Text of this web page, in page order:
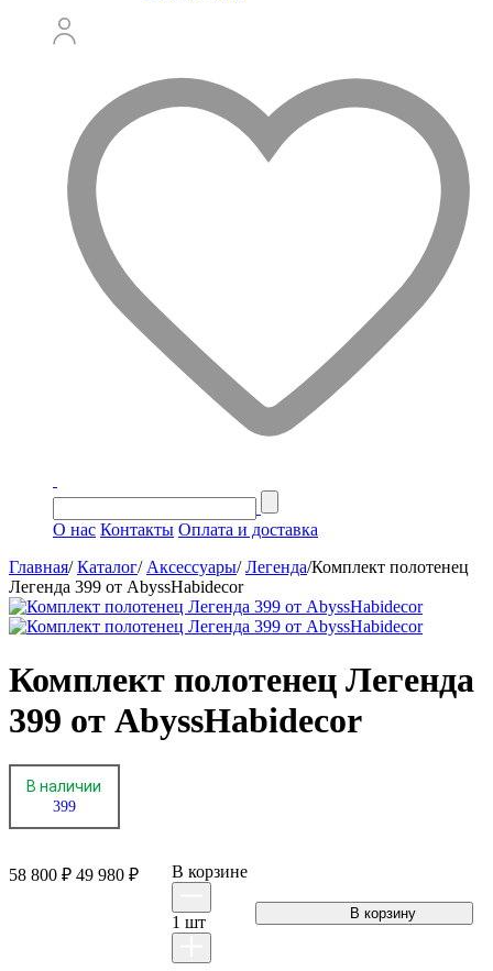
О нас Контакты Оплата и доставка
Главная/ Каталог/ Аксессуары/ Легенда/Комплект полотенец
Легенда 399 от AbyssHabidecor
Комплект полотенец Легенда
399 от AbyssHabidecor
В наличии
399
58 800 ₽ 49 980 ₽ В корзинe
1 шт